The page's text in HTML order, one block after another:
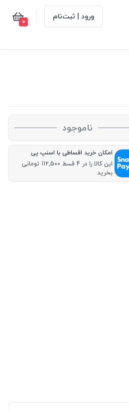
ورود | ثبت‌نام 0
ناموجود
امکان خرید اقساطی با اسنپ پی
این کالا را در 4 قسط 112,500 تومانی
بخرید